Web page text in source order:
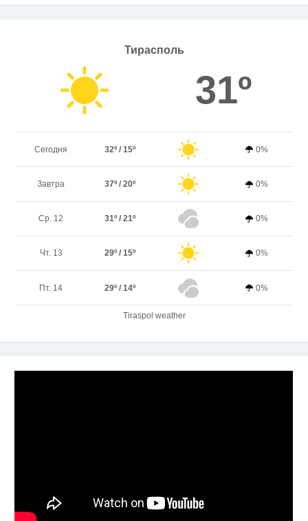
Тирасполь
31º
Сегодня 32º / 15º 0%
Завтра 37º / 20º 0%
Ср. 12 31º / 21º 0%
Чт. 13 29º / 15º 0%
Пт. 14 29º / 14º 0%
Tiraspol weather